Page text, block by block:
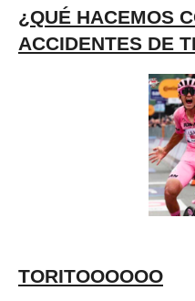
¿QUÉ HACEMOS
ACCIDENTES DE
TORITOOOOOO